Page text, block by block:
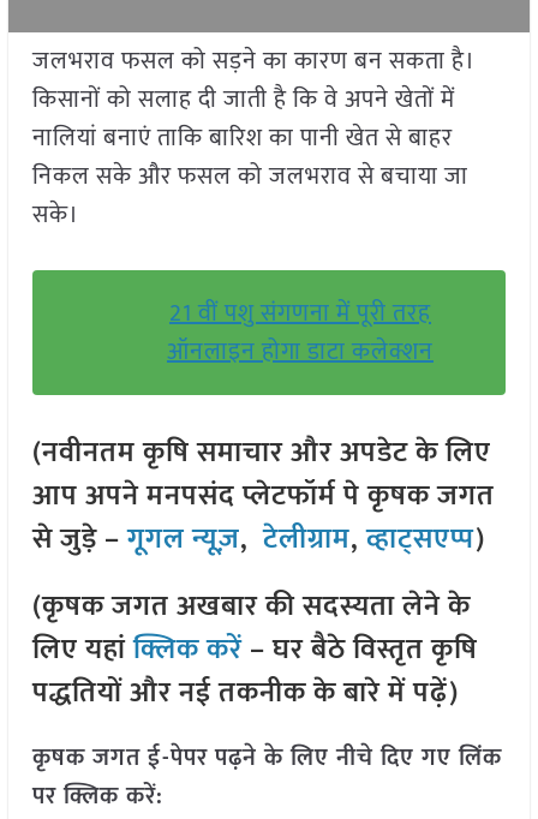
जलभराव फसल को सड़ने का कारण बन सकता है।
किसानों को सलाह दी जाती है कि वे अपने खेतों में
नालियां बनाएं ताकि बारिश का पानी खेत से बाहर
निकल सके और फसल को जलभराव से बचाया जा
सके।
21 वीं पशु संगणना में पूरी तरह
ऑनलाइन होगा डाटा कलेक्शन
(नवीनतम कृषि समाचार और अपडेट के लिए
आप अपने मनपसंद प्लेटफॉर्म पे कृषक जगत
से जुड़े –गूगल न्यूज़,टेलीग्राम,व्हाट्सएप्प)
(कृषक जगत अखबार की सदस्यता लेने के
लिए यहांक्लिक करें– घर बैठे विस्तृत कृषि
पद्धतियों और नई तकनीक के बारे में पढ़ें)
कृषक जगत ई-पेपर पढ़ने के लिए नीचे दिए गए लिंक
पर क्लिक करें: